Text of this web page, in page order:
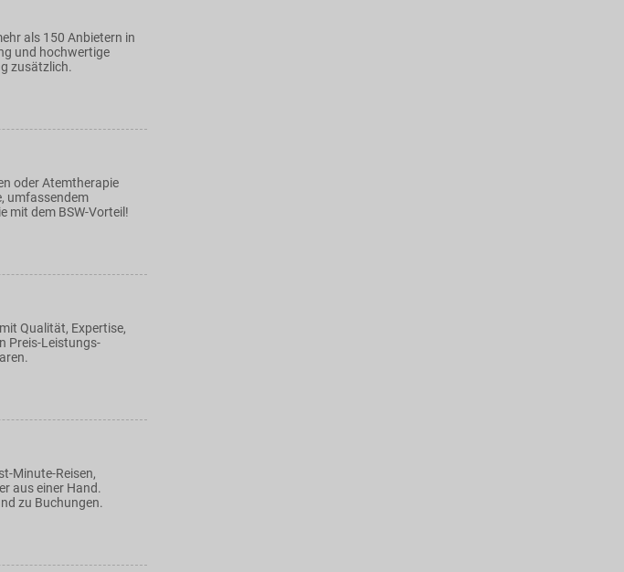
als 150 Anbietern in
und hochwertige
zusätzlich.
oder Atemtherapie
umfassendem
mit dem BSW-Vorteil!
Qualität, Expertise,
Preis-Leistungs-
Minute-Reisen,
aus einer Hand.
zu Buchungen.